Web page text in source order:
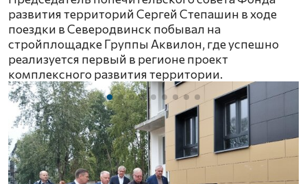
развития территорий Сергей Степашин в ходе
поездки в Северодвинск побывал на
стройплощадке Группы Аквилон, где успешно
реализуется первый в регионе проект
комплексного развития территории.